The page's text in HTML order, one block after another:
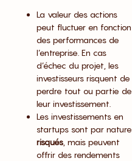
La valeur des actions
peut fluctuer en fonction
des performances de
l’entreprise. En cas
d’échec du projet, les
investisseurs risquent de
perdre tout ou partie de
leur investissement.
Les investissements en
startups sont par nature
risqués , mais peuvent
offrir des rendements